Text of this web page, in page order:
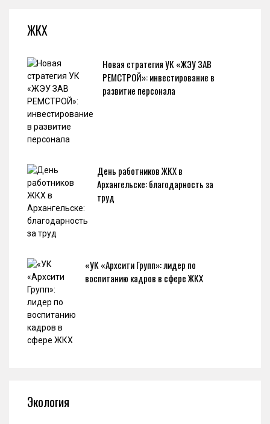
ЖКХ
Новая стратегия УК «ЖЭУ ЗАВ
РЕМСТРОЙ»: инвестирование в
развитие персонала
День работников ЖКХ в
Архангельске: благодарность за
труд
«УК «Архсити Групп»: лидер по
воспитанию кадров в сфере ЖКХ
Экология